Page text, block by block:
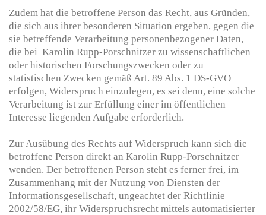
Zudem hat die betroffene Person das Recht, aus Gründen,
die sich aus ihrer besonderen Situation ergeben, gegen die
sie betreffende Verarbeitung personenbezogener Daten,
die bei Karolin Rupp-Porschnitzer zu wissenschaftlichen
oder historischen Forschungszwecken oder zu
statistischen Zwecken gemäß Art. 89 Abs. 1 DS-GVO
erfolgen, Widerspruch einzulegen, es sei denn, eine solche
Verarbeitung ist zur Erfüllung einer im öffentlichen
Interesse liegenden Aufgabe erforderlich.
Zur Ausübung des Rechts auf Widerspruch kann sich die
betroffene Person direkt an Karolin Rupp-Porschnitzer
wenden. Der betroffenen Person steht es ferner frei, im
Zusammenhang mit der Nutzung von Diensten der
Informationsgesellschaft, ungeachtet der Richtlinie
2002/58/EG, ihr Widerspruchsrecht mittels automatisierter